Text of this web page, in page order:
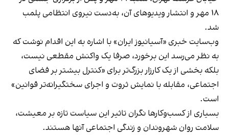
۱۸ مهر و انتشار ویدیوهای آن، به‌دست نیروی انتظامی پلمب
شد.
وب‌سایت خبری «آسیانیوز ایران» با اشاره به این اقدام نوشت که
به نظر می‌رسد این برخورد، صرفا یک واکنش مقطعی نیست،
بلکه بخشی از یک کارزار بزرگ‌تر برای «کنترل بیشتر بر فضای
اجتماعی، مقابله با نمایش ثروت و اجرای سختگیرانه‌تر قوانین»
است.
بسیاری از کسب‌وکارها نگران تاثیر این سیاست‌ تازه بر معیشت،
سلامت روان شهروندان و زندگی اجتماعی آنها هستند.